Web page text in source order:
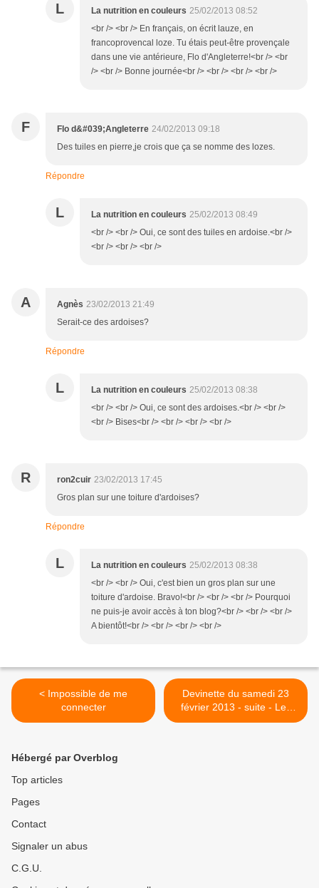
L La nutrition en couleurs 25/02/2013 08:52
<br /> <br /> En français, on écrit lauze, en
francoprovencal loze. Tu étais peut-être provençale
dans une vie antérieure, Flo d'Angleterre!<br /> <br
/> <br /> Bonne journée<br /> <br /> <br /> <br />
F Flo d&#039;Angleterre 24/02/2013 09:18
Des tuiles en pierre,je crois que ça se nomme des lozes.
Répondre
L La nutrition en couleurs 25/02/2013 08:49
<br /> <br /> Oui, ce sont des tuiles en ardoise.<br />
<br /> <br /> <br />
A Agnès 23/02/2013 21:49
Serait-ce des ardoises?
Répondre
L La nutrition en couleurs 25/02/2013 08:38
<br /> <br /> Oui, ce sont des ardoises.<br /> <br />
<br /> Bises<br /> <br /> <br /> <br />
R ron2cuir 23/02/2013 17:45
Gros plan sur une toiture d'ardoises?
Répondre
L La nutrition en couleurs 25/02/2013 08:38
<br /> <br /> Oui, c'est bien un gros plan sur une
toiture d'ardoise. Bravo!<br /> <br /> <br /> Pourquoi
ne puis-je avoir accès à ton blog?<br /> <br /> <br />
A bientôt!<br /> <br /> <br /> <br />
< Impossible de me
connecter
Devinette du samedi 23
février 2013 - suite - Les
lauzes >
Hébergé par Overblog
Top articles
Pages
Contact
Signaler un abus
C.G.U.